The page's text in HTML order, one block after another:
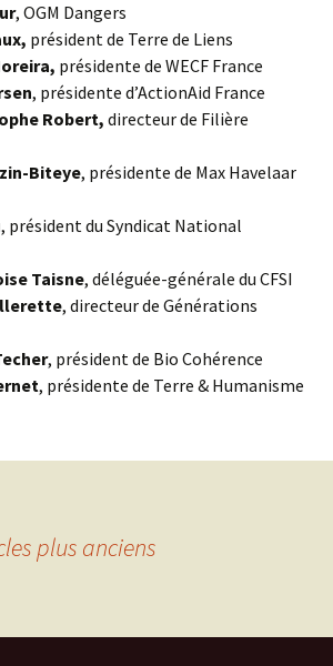
, OGM Dangers
président de Terre de Liens
présidente de WECF France
, présidente d’ActionAid France
Robert, directeur de Filière
Biteye, présidente de Max Havelaar
, président du Syndicat National
Taisne, déléguée-générale du CFSI
, directeur de Générations
, président de Bio Cohérence
, présidente de Terre & Humanisme
plus anciens